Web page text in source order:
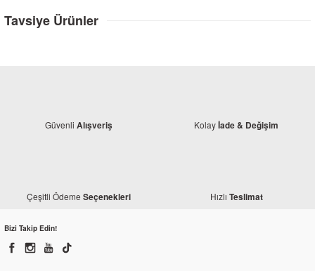
Tavsiye Ürünler
Güvenli Alışveriş Kolayİade & Değişim
Çeşitli Ödeme Seçenekleri Hızlı Teslimat
Bizi Takip Edin!